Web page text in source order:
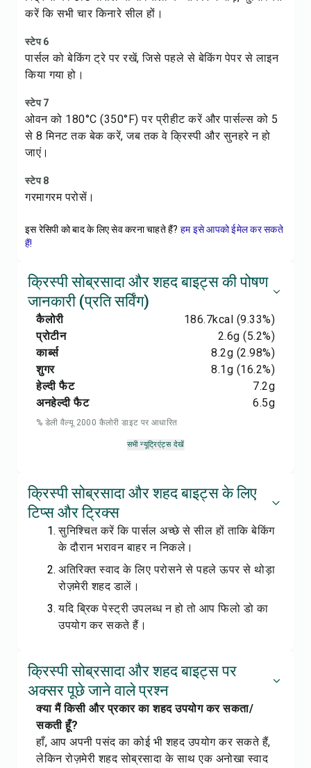
करें कि सभी चार किनारे सील हों।
स्टेप 6
पार्सल को बेकिंग ट्रे पर रखें, जिसे पहले से बेकिंग पेपर से लाइन
किया गया हो।
स्टेप 7
ओवन को 180°C (350°F) पर प्रीहीट करें और पार्सल्स को 5
से 8 मिनट तक बेक करें, जब तक वे क्रिस्पी और सुनहरे न हो
जाएं।
स्टेप 8
गरमागरम परोसें।
इस रेसिपी को बाद के लिए सेव करना चाहते हैं? हम इसे आपको ईमेल कर सकते
हैं!
क्रिस्पी सोब्रसादा और शहद बाइट्स की पोषण
जानकारी (प्रति सर्विंग)
कैलोरी 186.7kcal (9.33%)
प्रोटीन
2.6g (5.2%)
कार्ब्स
8.2g (2.98%)
शुगर
8.1g (16.2%)
हेल्दी फैट
7.2g
अनहेल्दी फैट
6.5g
% डेली वैल्यू 2000 कैलोरी डाइट पर आधारित
सभी न्यूट्रिएंट्स देखें
क्रिस्पी सोब्रसादा और शहद बाइट्स के लिए
टिप्स और ट्रिक्स
सुनिश्चित करें कि पार्सल अच्छे से सील हों ताकि बेकिंग
के दौरान भरावन बाहर न निकले।
अतिरिक्त स्वाद के लिए परोसने से पहले ऊपर से थोड़ा
रोज़मेरी शहद डालें।
यदि ब्रिक पेस्ट्री उपलब्ध न हो तो आप फिलो डो का
उपयोग कर सकते हैं।
क्रिस्पी सोब्रसादा और शहद बाइट्स पर
अक्सर पूछे जाने वाले प्रश्न
क्या मैं किसी और प्रकार का शहद उपयोग कर सकता/
सकती हूँ?
हाँ, आप अपनी पसंद का कोई भी शहद उपयोग कर सकते हैं,
लेकिन रोज़मेरी शहद सोब्रसादा के साथ एक अनोखा स्वाद